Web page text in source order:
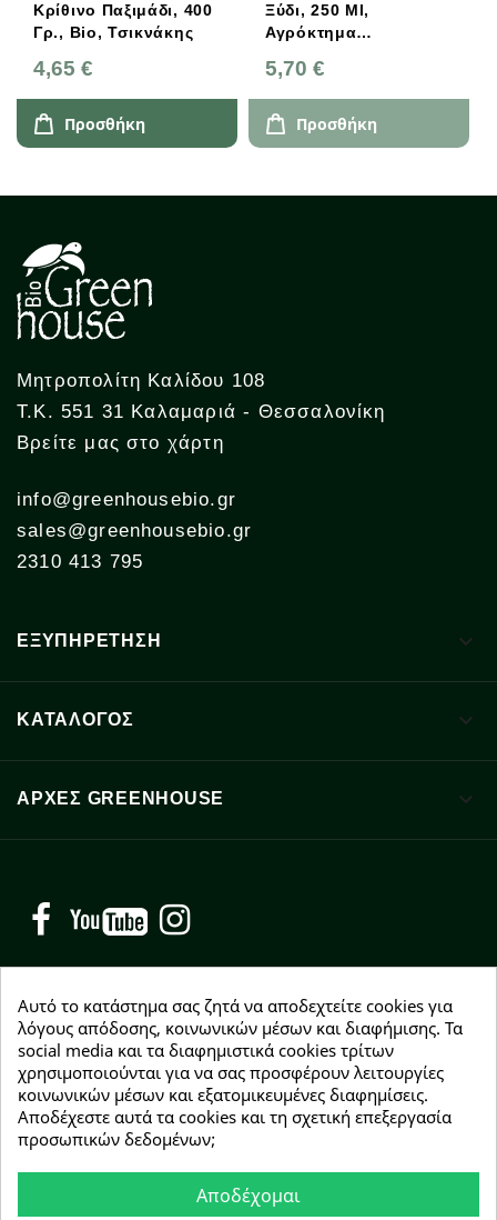
Κρίθινο Παξιμάδι, 400
Γρ., Bio, Τσικνάκης
4,65 €
Προσθήκη
Ξύδι, 250 Ml,
Αγρόκτημα
5,70 €
Προσθήκη
Μητροπολίτη Καλίδου 108
Τ.Κ. 551 31 Καλαμαριά - Θεσσαλονίκη
Βρείτε μας στο χάρτη
info@greenhousebio.gr
sales@greenhousebio.gr
2310 413 795
ΕΞΥΠΗΡΕΤΗΣΗ 
ΚΑΤΑΛΟΓΟΣ 
ΑΡΧΈΣ GREENHOUSE 
Facebook YouTube
NEWSLETTER
Εγγραφείτε δωρεάν και θα είστε οι πρώτοι που θα
λάβετε τα νέα μας γύρω από προσφορές, εκπτώσεις
και νέα προϊόντα.
Αυτό το κατάστημα σας ζητά να αποδεχτείτε cookies για
λόγους απόδοσης, κοινωνικών μέσων και διαφήμισης. Τα
social media και τα διαφημιστικά cookies τρίτων
χρησιμοποιούνται για να σας προσφέρουν λειτουργίες
κοινωνικών μέσων και εξατομικευμένες διαφημίσεις.
Αποδέχεστε αυτά τα cookies και τη σχετική επεξεργασία
προσωπικών δεδομένων;
Αποδέχομαι